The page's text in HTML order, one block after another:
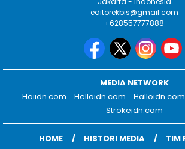
editorekbis@gmail.com
+628557777888
MEDIA NETWORK
Haiidn.com
Helloidn.com Halloidn.com
Strokeidn.com
HOME HISTORI MEDIA
TIM